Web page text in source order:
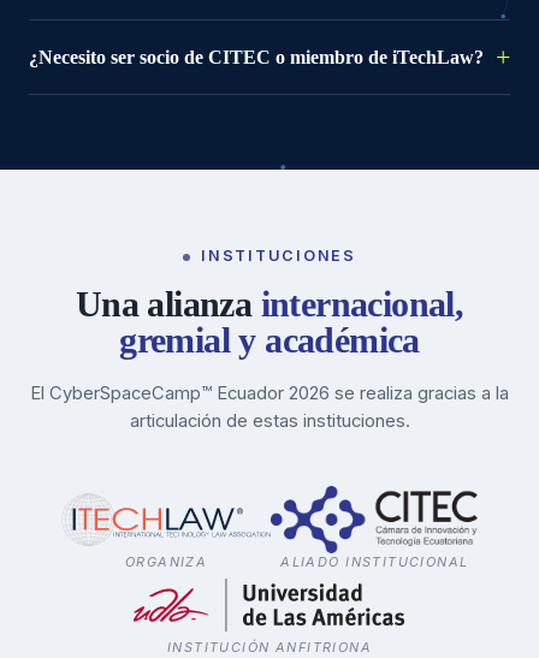
¿Necesito ser socio de CITEC o miembro de iTechLaw?
INSTITUCIONES
Una alianza internacional,
gremial y académica
El CyberSpaceCamp™ Ecuador 2026 se realiza gracias a la
articulación de estas instituciones.
ORGANIZA ALIADO INSTITUCIONAL
INSTITUCIÓN ANFITRIONA